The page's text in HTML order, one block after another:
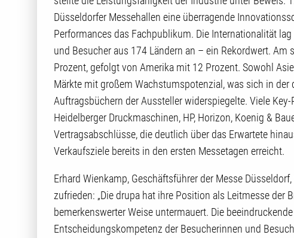
Düsseldorfer Messehallen eine überragende
Performances das Fachpublikum. Die Internationalität
und Besucher aus 174 Ländern an – ein Rekordwert.
Prozent, gefolgt von Amerika mit 12 Prozent. Sowohl
Märkte mit großem Wachstumspotenzial, was sich in
Auftragsbüchern der Aussteller widerspiegelte. Viele
Heidelberger Druckmaschinen, HP, Horizon, Koenig &
Vertragsabschlüsse, die deutlich über das Erwartete
Verkaufsziele bereits in den ersten Messetagen erreicht.
Erhard Wienkamp, Geschäftsführer der Messe
zufrieden: „Die drupa hat ihre Position als Leitmesse der
bemerkenswerter Weise untermauert. Die
Entscheidungskompetenz der Besucherinnen und